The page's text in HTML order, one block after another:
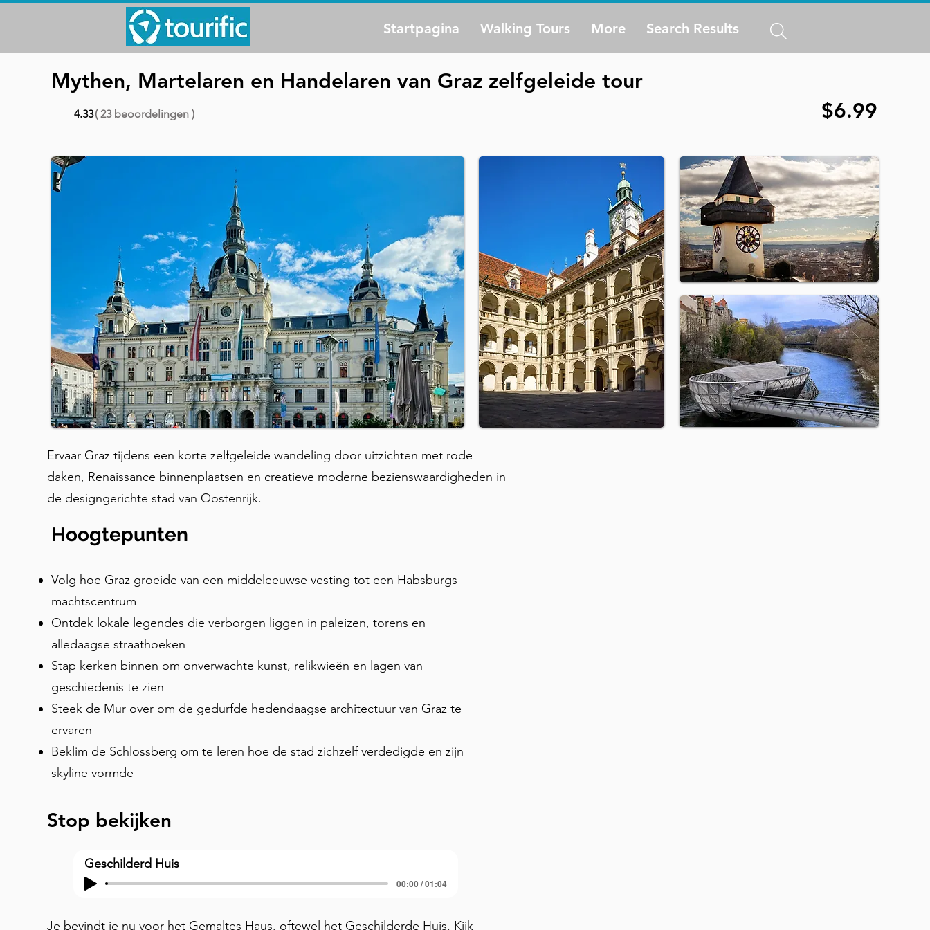
Startpagina Walking Tours More Search Results
Mythen, Martelaren en Handelaren van Graz zelfgeleide tour
4.33( 23 beoordelingen ) $6.99
Ervaar Graz tijdens een korte zelfgeleide wandeling door uitzichten met rode
daken, Renaissance binnenplaatsen en creatieve moderne bezienswaardigheden in
de designgerichte stad van Oostenrijk.
Hoogtepunten
Volg hoe Graz groeide van een middeleeuwse vesting tot een Habsburgs
machtscentrum
Ontdek lokale legendes die verborgen liggen in paleizen, torens en
alledaagse straathoeken
Stap kerken binnen om onverwachte kunst, relikwieën en lagen van
geschiedenis te zien
Steek de Mur over om de gedurfde hedendaagse architectuur van Graz te
ervaren
Beklim de Schlossberg om te leren hoe de stad zichzelf verdedigde en zijn
skyline vormde
Stop bekijken
Geschilderd Huis
00:00 / 01:04
Je bevindt je nu voor het Gemaltes Haus, oftewel het Geschilderde Huis. Kijk